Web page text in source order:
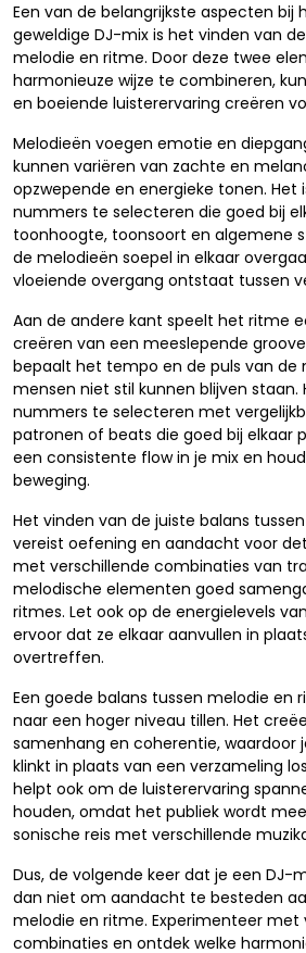
Een van de belangrijkste aspecten bij
geweldige DJ-mix is het vinden van
melodie en ritme. Door deze twee
harmonieuze wijze te combineren,
en boeiende luisterervaring creëren
Melodieën voegen emotie en
kunnen variëren van zachte en
opzwepende en energieke tonen. Het
nummers te selecteren die goed bij
toonhoogte, toonsoort en algemene
de melodieën soepel in elkaar
vloeiende overgang ontstaat tussen
Aan de andere kant speelt het ritme
creëren van een meeslepende
bepaalt het tempo en de puls van de
mensen niet stil kunnen blijven staan.
nummers te selecteren met
patronen of beats die goed bij elkaar
een consistente flow in je mix en
beweging.
Het vinden van de juiste balans
vereist oefening en aandacht voor
met verschillende combinaties van
melodische elementen goed
ritmes. Let ook op de energielevels
ervoor dat ze elkaar aanvullen in
overtreffen.
Een goede balans tussen melodie en
naar een hoger niveau tillen. Het
samenhang en coherentie, waardoor
klinkt in plaats van een verzameling
helpt ook om de luisterervaring
houden, omdat het publiek wordt
sonische reis met verschillende
Dus, de volgende keer dat je een DJ-
dan niet om aandacht te besteden
melodie en ritme. Experimenteer met
combinaties en ontdek welke